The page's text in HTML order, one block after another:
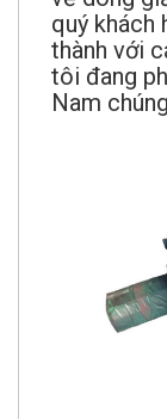
quý khách
thành với
tôi đang
Nam